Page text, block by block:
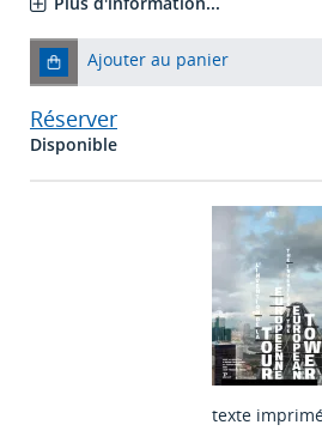
Ajouter au panier
Réserver
Disponible
texte